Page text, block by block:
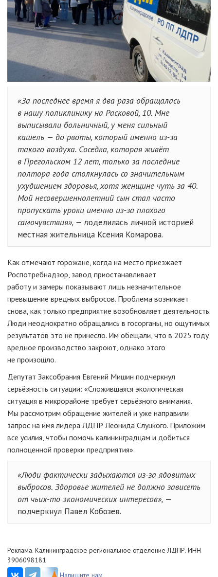
«За последнее время я два раза обращалась
в нашу поликлинику на Расковой, 10. Мне
выписывали больничный, у меня сильный
кашель — до рвоты, который именно из-за
такого воздуха. Соседка, которая живёт
в Прегольском 12 лет, только за последние
полтора года столкнулась со значительным
ухудшением здоровья, хотя женщине чуть за 40.
Мой несовершеннолетний сын стал часто
пропускать уроки именно из-за плохого
самочувствия», — поделилась личной историей
местная жительница Ксения Комарова.
Как отмечают горожане, когда на место приезжает
Роспотребнадзор, завод приостанавливает
работу и замеры показывают лишь незначительное
превышение вредных выбросов. Проблема возникает
снова, как только предприятие возобновляет деятельность.
Люди неоднократно обращались в госорганы, но ощутимых
результатов это не принесло. Им обещали, что в 2025 году
вредное производство закроют, однако этого
не произошло.
Депутат Заксобрания Евгений Мишин подчеркнул
серьёзность ситуации: «Сложившаяся экологическая
ситуация в микрорайоне требует серьёзного внимания.
Мы рассмотрим обращение жителей и уже направили
запрос на имя лидера ЛДПР Леонида Слуцкого. Приложим
все усилия, чтобы помочь калининградцам и добиться
полноценной проверки предприятия».
«Люди фактически задыхаются из-за ядовитых
выбросов. Здоровье жителей не должно зависеть
от чьих-то экономических интересов», —
подчеркнул Павел Кобозев.
Реклама. Калининградское региональное отделение ЛДПР. ИНН
3906098181
Напишите нам